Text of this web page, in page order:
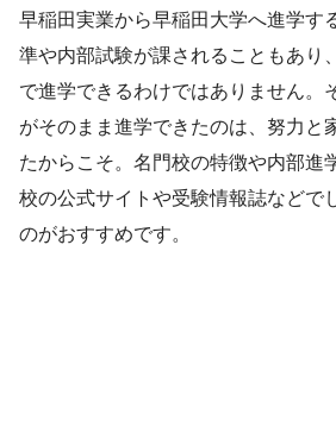
早稲田実業から早稲田大学へ進学す
準や内部試験が課されることもあり
で進学できるわけではありません。
がそのまま進学できたのは、努力と
たからこそ。名門校の特徴や内部進
校の公式サイトや受験情報誌などで
のがおすすめです。